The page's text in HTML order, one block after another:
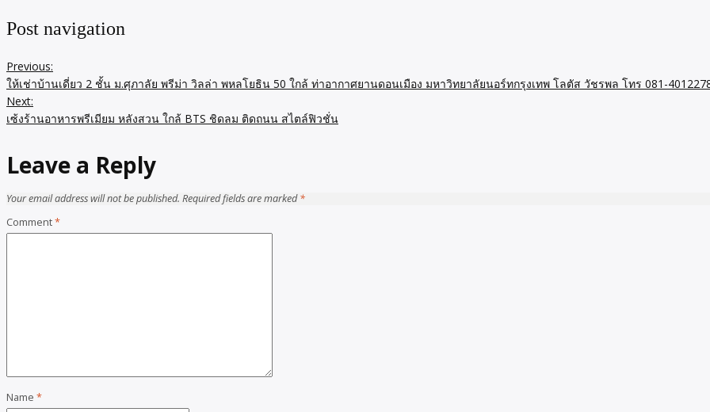
Post navigation
Previous:
ให้เช่าบ้านเดี่ยว 2 ชั้น ม.ศุภาลัย พรีม่า วิลล่า พหลโยธิน 50 ใกล้ ท่าอากาศยานดอนเมือง มหาวิทยาลัยนอร์ทกรุงเทพ โลตัส วัชรพล โทร 081-
Next:
เซ้งร้านอาหารพรีเมียม หลังสวน ใกล้ BTS ชิดลม ติดถนน สไตล์ฟิวชั่น
Leave a Reply
Your email address will not be published. Required fields are marked*
Comment*
Name *